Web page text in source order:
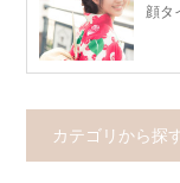
顔タ
カテゴリから探